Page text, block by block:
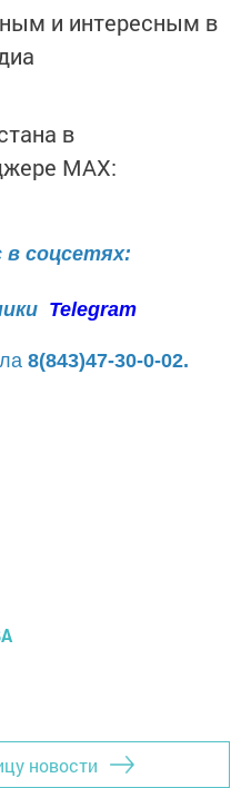
и интересным в
в
MАХ:
в соцсетях:
Telegram
8(843)47-30-0-02.
новости